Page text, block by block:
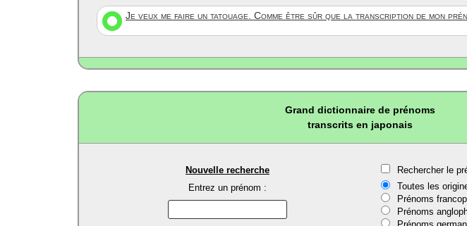
Je veux me faire un tatouage. Comme être sûr que la transcription de mon
Grand dictionnaire de prénoms
transcrits en japonais
Nouvelle recherche
Entrez un prénom :
Rechercher le
Toutes les
Prénoms
Prénoms